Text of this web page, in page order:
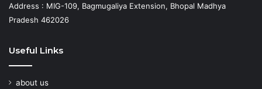
Address : MIG-109, Bagmugaliya Extension, Bhopal Madhya
Pradesh 462026
Useful Links
about us